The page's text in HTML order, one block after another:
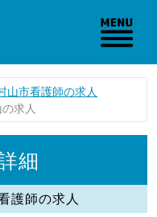
山市看護師の求人
求人
細
護師の求人